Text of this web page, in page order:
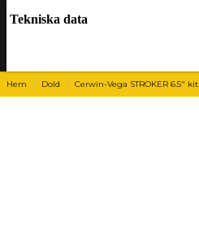
Hem Dold Cerwin-Vega STROKER 6.5" kit
Tekniska data